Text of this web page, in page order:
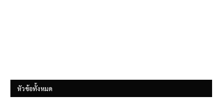
หัวข้อทั้งหมด